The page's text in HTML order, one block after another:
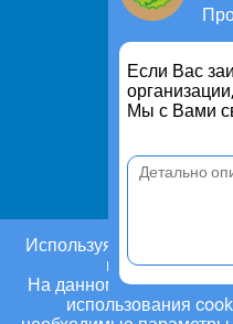
Если Вас
Мы с Вами
Используя этот сайт, Вы
На данном этапе Вы
использования
Политика